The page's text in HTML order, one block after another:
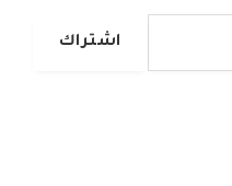
اشتراك